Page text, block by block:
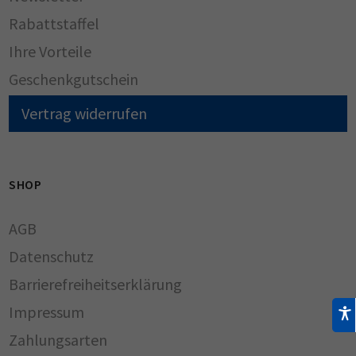
Rabattstaffel
Ihre Vorteile
Geschenkgutschein
Vertrag widerrufen
SHOP
AGB
Datenschutz
Barrierefreiheitserklärung
Impressum
Zahlungsarten